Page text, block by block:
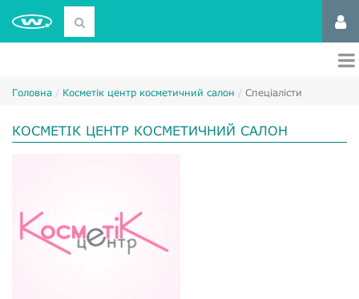
Головна Косметік центр косметичний салон Спеціалісти
КОСМЕТІК ЦЕНТР КОСМЕТИЧНИЙ САЛОН